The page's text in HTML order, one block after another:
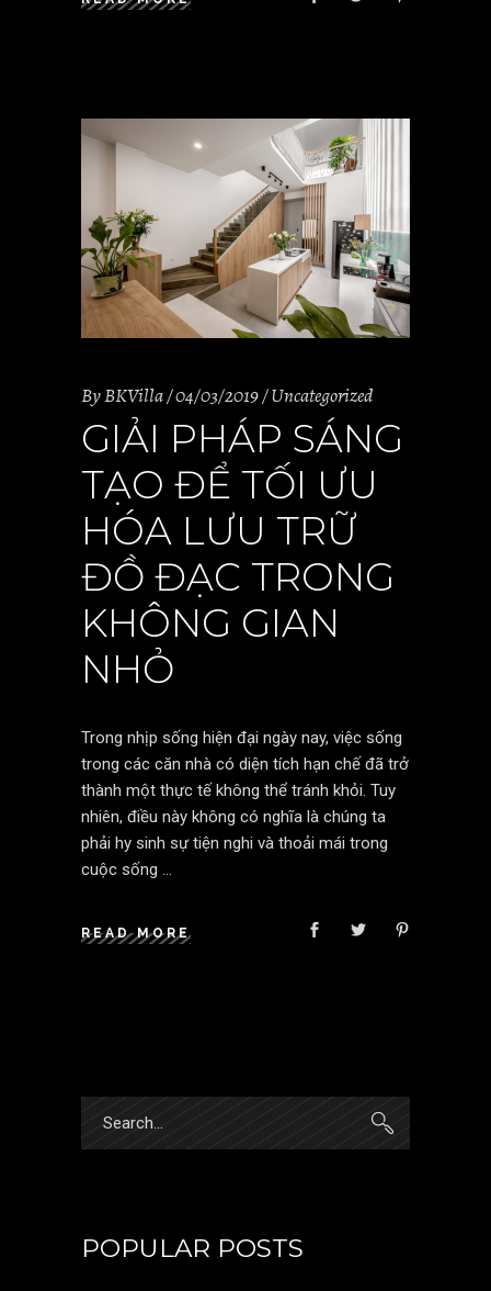
ByBKVilla 04/03/2019 Uncategorized
GIẢI PHÁP SÁNG
TẠO ĐỂ TỐI ƯU
HÓA LƯU TRỮ
ĐỒ ĐẠC TRONG
KHÔNG GIAN
NHỎ
Trong nhịp sống hiện đại ngày nay, việc sống
trong các căn nhà có diện tích hạn chế đã trở
thành một thực tế không thể tránh khỏi. Tuy
nhiên, điều này không có nghĩa là chúng ta
phải hy sinh sự tiện nghi và thoải mái trong
cuộc sống
READ MORE
for:
POPULAR POSTS